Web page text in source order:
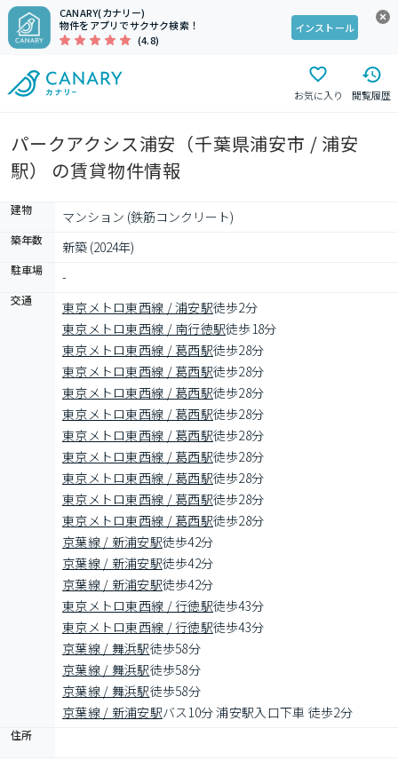
CANARY(カナリー)
物件をアプリでサクサク検索！
(4.8)
インストール
お気に入り 閲覧履歴
パークアクシス浦安（千葉県浦安市 / 浦安
駅） の賃貸物件情報
建物 マンション (鉄筋コンクリート)
築年数 新築 (2024年)
駐車場 -
交通 東京メトロ東西線 / 浦安駅徒歩2分
東京メトロ東西線 / 南行徳駅徒歩18分
東京メトロ東西線 / 葛西駅徒歩28分
東京メトロ東西線 / 葛西駅徒歩28分
東京メトロ東西線 / 葛西駅徒歩28分
東京メトロ東西線 / 葛西駅徒歩28分
東京メトロ東西線 / 葛西駅徒歩28分
東京メトロ東西線 / 葛西駅徒歩28分
東京メトロ東西線 / 葛西駅徒歩28分
東京メトロ東西線 / 葛西駅徒歩28分
東京メトロ東西線 / 葛西駅徒歩28分
京葉線 / 新浦安駅徒歩42分
京葉線 / 新浦安駅徒歩42分
京葉線 / 新浦安駅徒歩42分
東京メトロ東西線 / 行徳駅徒歩43分
東京メトロ東西線 / 行徳駅徒歩43分
京葉線 / 舞浜駅徒歩58分
京葉線 / 舞浜駅徒歩58分
京葉線 / 舞浜駅徒歩58分
京葉線 / 新浦安駅バス10分 浦安駅入口下車 徒歩2分
住所